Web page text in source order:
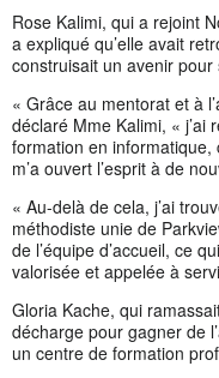
Rose Kalimi, qui a rejoint
a expliqué qu’elle avait
construisait un avenir pour
« Grâce au mentorat et à
déclaré Mme Kalimi, « j’ai
formation en informatique,
m’a ouvert l’esprit à de
« Au-delà de cela, j’ai
méthodiste unie de
de l’équipe d’accueil, ce
valorisée et appelée à
Gloria Kache, qui
décharge pour gagner de
un centre de formation